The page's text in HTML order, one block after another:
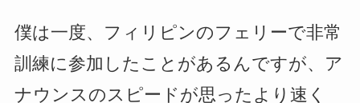
僕は一度、フィリピンのフェリーで非常
訓練に参加したことがあるんですが、ア
ナウンスのスピードが思ったより速く